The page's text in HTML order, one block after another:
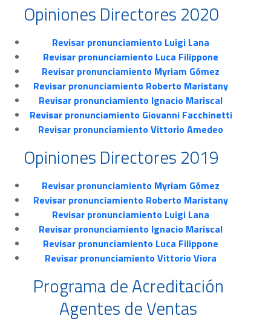
Opiniones Directores 2020
Revisar pronunciamiento Luigi Lana
Revisar pronunciamiento Luca Filippone
Revisar pronunciamiento Myriam Gómez
Revisar pronunciamiento Roberto Maristany
Revisar pronunciamiento Ignacio Mariscal
Revisar pronunciamiento Giovanni Facchinetti
Revisar pronunciamiento Vittorio Amedeo
Opiniones Directores 2019
Revisar pronunciamiento Myriam Gómez
Revisar pronunciamiento Roberto Maristany
Revisar pronunciamiento Luigi Lana
Revisar pronunciamiento Ignacio Mariscal
Revisar pronunciamiento Luca Filippone
Revisar pronunciamiento Vittorio Viora
Programa de Acreditación
Agentes de Ventas